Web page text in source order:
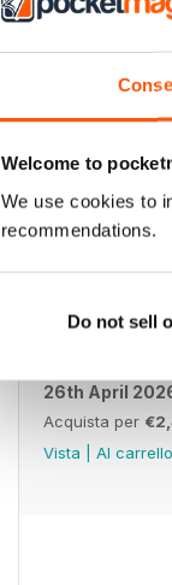
Welcome to
We use cookies to
recommendations.
Do not sell
26th April
Acquista per
Vista
Al carrello